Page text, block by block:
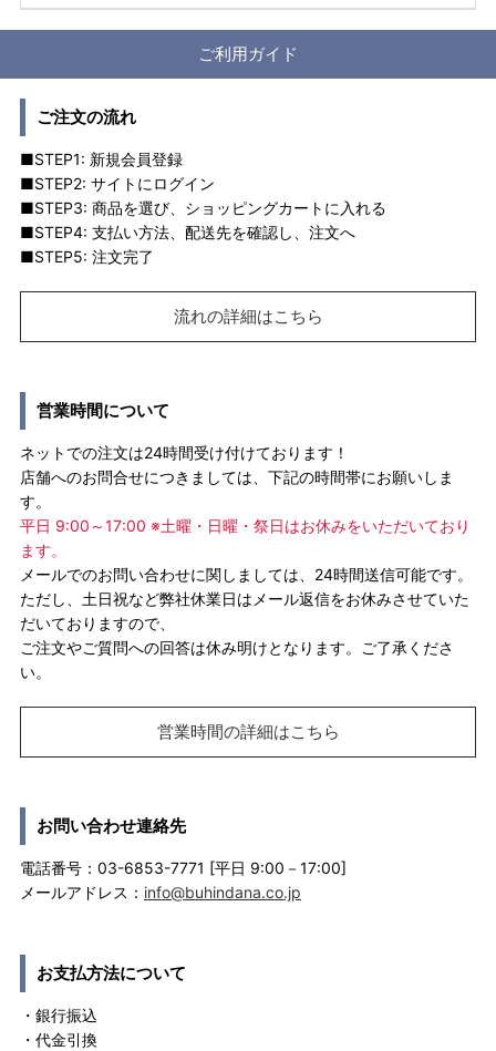
ご利用ガイド
ご注文の流れ
■STEP1: 新規会員登録
■STEP2: サイトにログイン
■STEP3: 商品を選び、ショッピングカートに入れる
■STEP4: 支払い方法、配送先を確認し、注文へ
■STEP5: 注文完了
流れの詳細はこちら
営業時間について
ネットでの注文は24時間受け付けております！
店舗へのお問合せにつきましては、下記の時間帯にお願いしま
す。
平日 9:00～17:00 ※土曜・日曜・祭日はお休みをいただいており
ます。
メールでのお問い合わせに関しましては、24時間送信可能です。
ただし、土日祝など弊社休業日はメール返信をお休みさせていた
だいておりますので、
ご注文やご質問への回答は休み明けとなります。ご了承くださ
い。
営業時間の詳細はこちら
お問い合わせ連絡先
電話番号：03-6853-7771 [平日 9:00－17:00]
メールアドレス： info@buhindana.co.jp
お支払方法について
・銀行振込
・代金引換